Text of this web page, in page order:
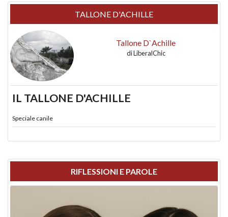
TALLONE D'ACHILLE
Tallone D`Achille
diLiberalChic
IL TALLONE D'ACHILLE
Speciale canile
RIFLESSIONI E PAROLE